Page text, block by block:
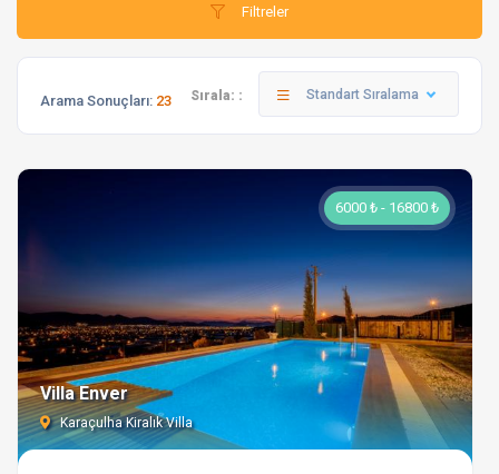
Filtreler
Arama Sonuçları: 23 Sırala: : Standart Sıralama
6000 ₺ - 16800 ₺
Villa Enver
Karaçulha Kiralık Villa